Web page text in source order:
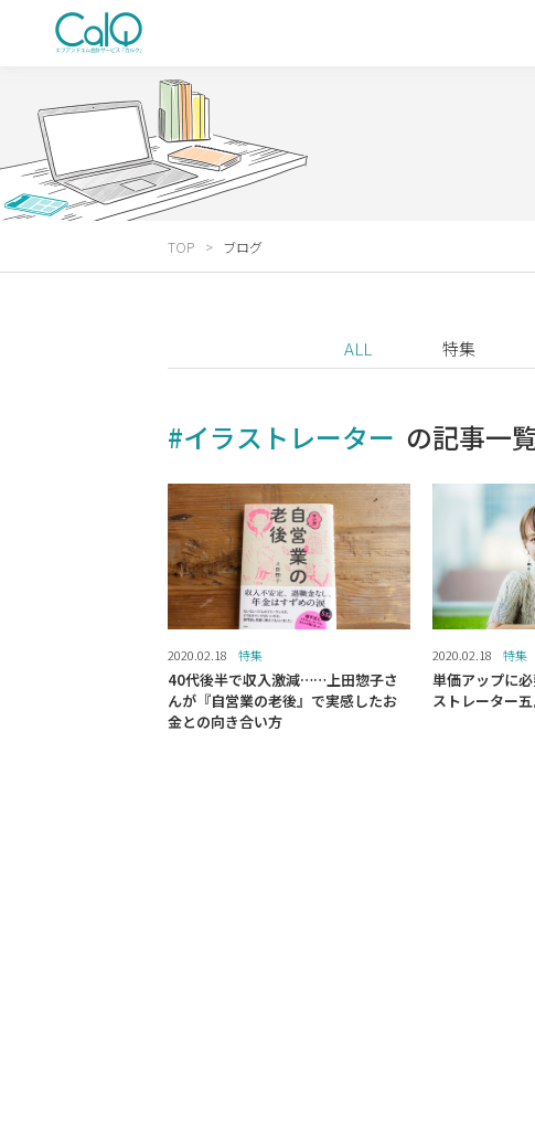
TOP ブログ
ALL 特集
#イラストレーター の記事一
2020.02.18 特集
40代後半で収入激減……上田惣子さ
んが『自営業の老後』で実感したお
金との向き合い方
2020.02.18 特集
単価アップに
ストレーター